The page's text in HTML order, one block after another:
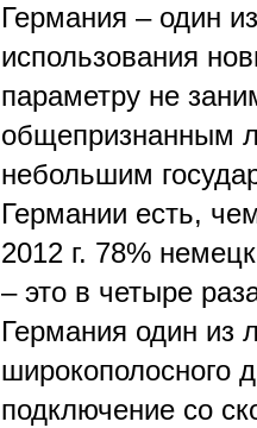
Германия – один
использования
параметру не
общепризнанным
небольшим
Германии есть,
2012 г. 78%
– это в четыре
Германия один из
широкополосного
подключение со